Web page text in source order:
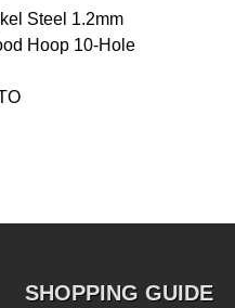
Steel 1.2mm
Hoop 10-Hole
SHOPPING GUIDE